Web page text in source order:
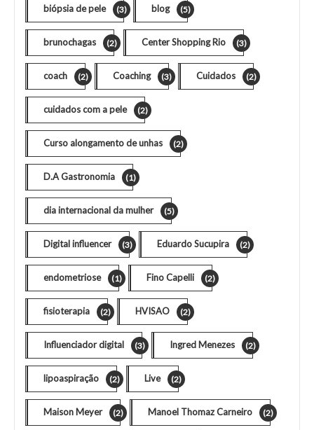
biópsia de pele (3) blog (5)
brunochagas (2) Center Shopping Rio (3)
coach (2) Coaching (3) Cuidados (2)
cuidados com a pele (2)
Curso alongamento de unhas (2)
D.A Gastronomia (1)
dia internacional da mulher (5)
Digital influencer (3) Eduardo Sucupira (2)
endometriose (1) Fino Capelli (2)
fisioterapia (2) HVISAO (2)
Influenciador digital (3) Ingred Menezes (2)
lipoaspiração (2) Live (2)
Maison Meyer (2) Manoel Thomaz Carneiro (2)